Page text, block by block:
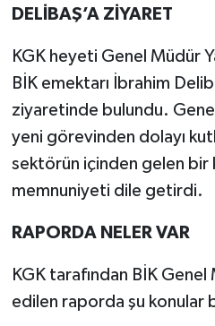
DELİBAŞ’A ZİYARET
KGK heyeti Genel Müdür
BİK emektarı İbrahim
ziyaretinde bulundu.
yeni görevinden dolayı
sektörün içinden gelen bir
memnuniyeti dile getirdi.
RAPORDA NELER VAR
KGK tarafından BİK
edilen raporda şu konular